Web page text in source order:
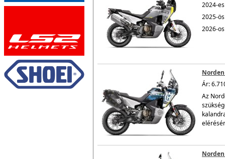
2024-
2025-
2026-
Ár:
Az